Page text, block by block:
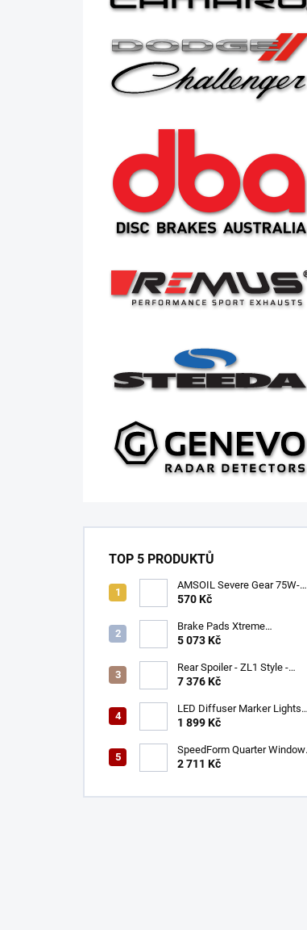
TOP 5 PRODUKTŮ
AMSOIL Severe Gear 75W-
140
570 Kč
Brake Pads Xtreme
Performance ECE R90
(DB9021XP)
5 073 Kč
Rear Spoiler - ZL1 Style -
Gloss Black (CAMARO 16-23)
7 376 Kč
LED Diffuser Marker Lights
(CHALLENGER 15-23)
1 899 Kč
SpeedForm Quarter Window
Louvers - Gloss Black
2 711 Kč